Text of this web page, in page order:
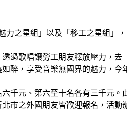
之星組」以及「移工之星組」
過歌唱讓勞工朋友釋放壓力，
醉，享受音樂無國界的魅力，
千元、第六至十名各有三千元。
之外國朋友皆歡迎報名，活動